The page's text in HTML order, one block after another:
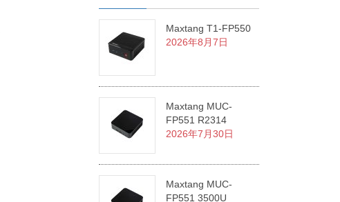
Maxtang T1-FP550
2026年8月7日
Maxtang MUC-
FP551 R2314
2026年7月30日
Maxtang MUC-
FP551 3500U